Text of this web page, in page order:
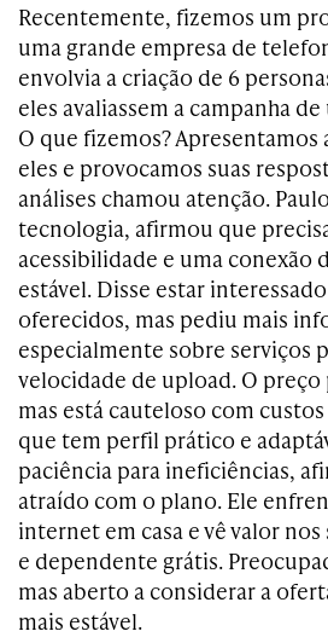
Recentemente, fizemos um
uma grande empresa de
envolvia a criação de 6
eles avaliassem a campanha
O que fizemos?
eles e provocamos suas
análises chamou atenção.
tecnologia, afirmou que
acessibilidade e uma conexão
estável. Disse estar
oferecidos, mas pediu mais
especialmente sobre serviços
velocidade de upload. O preço
mas está cauteloso com custos
que tem perfil prático e
paciência para ineficiências,
atraído com o plano. Ele
internet em casa e vê valor
e dependente grátis.
mas aberto a considerar a
mais estável.